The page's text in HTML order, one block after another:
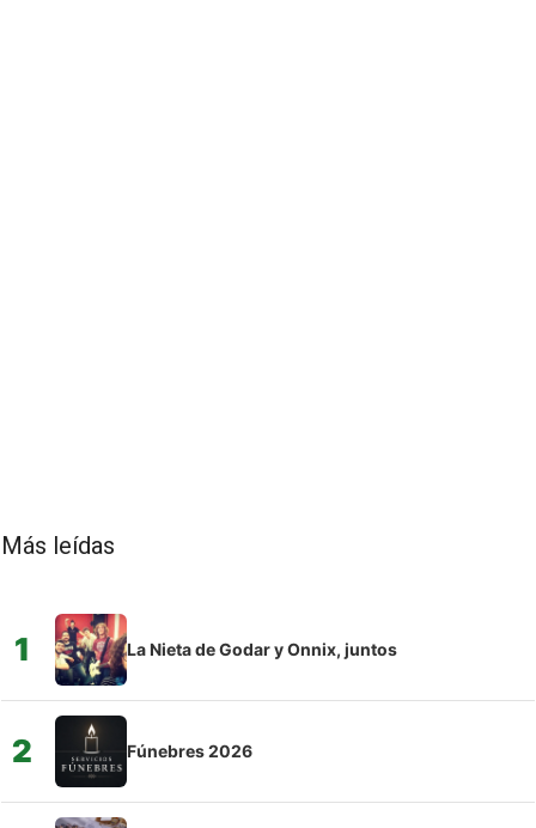
Más leídas
1 La Nieta de Godar y Onnix, juntos
2 Fúnebres 2026